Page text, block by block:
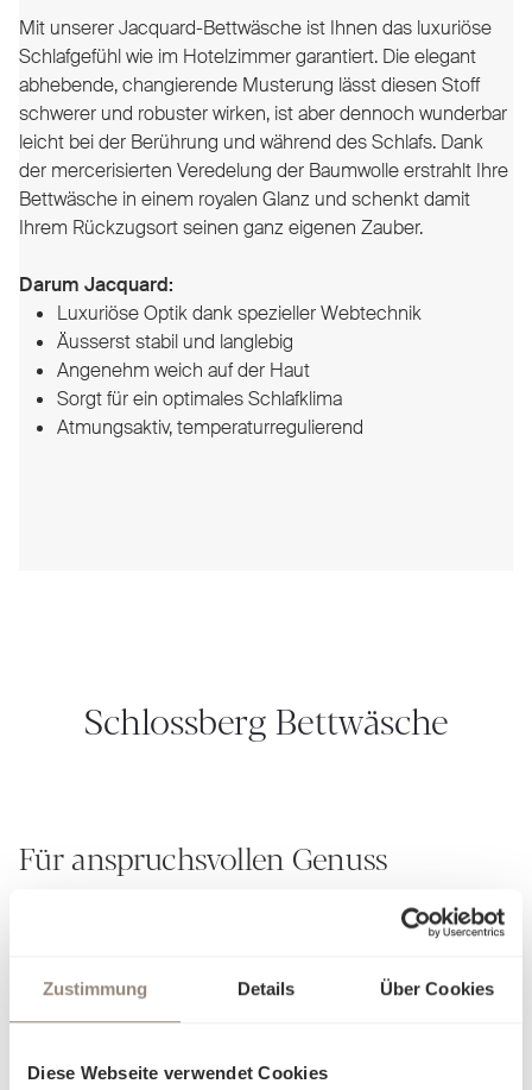
Zustimmung Details Über Cookies
Diese Webseite verwendet Cookies
Mit unserer Jacquard-Bettwäsche ist Ihnen das luxuriöse
Schlafgefühl wie im Hotelzimmer garantiert. Die elegant
abhebende, changierende Musterung lässt diesen Stoff
schwerer und robuster wirken, ist aber dennoch wunderbar
leicht bei der Berührung und während des Schlafs. Dank
der mercerisierten Veredelung der Baumwolle erstrahlt Ihre
Bettwäsche in einem royalen Glanz und schenkt damit
Ihrem Rückzugsort seinen ganz eigenen Zauber.
Darum Jacquard:
Luxuriöse Optik dank spezieller Webtechnik
Äusserst stabil und langlebig
Angenehm weich auf der Haut
Sorgt für ein optimales Schlafklima
Atmungsaktiv, temperaturregulierend
Schlossberg Bettwäsche
Für anspruchsvollen Genuss
Seit über 190 Jahren verkörpert Schlossberg die Kunst, aus
Stoffen mehr zu schaffen als nur textile Kreationen – wir
weben Geschichten. Unsere Leidenschaft für
aussergewöhnliches Design und unvergleichliche
Handwerkskunst zeigt sich in jedem Detail. Jedes unserer